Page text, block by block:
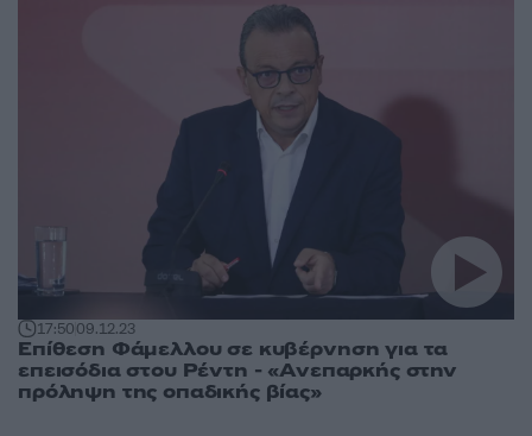
17:5009.12.23
Επίθεση Φάμελλου σε κυβέρνηση για τα
επεισόδια στου Ρέντη - «Ανεπαρκής στην
πρόληψη της οπαδικής βίας»